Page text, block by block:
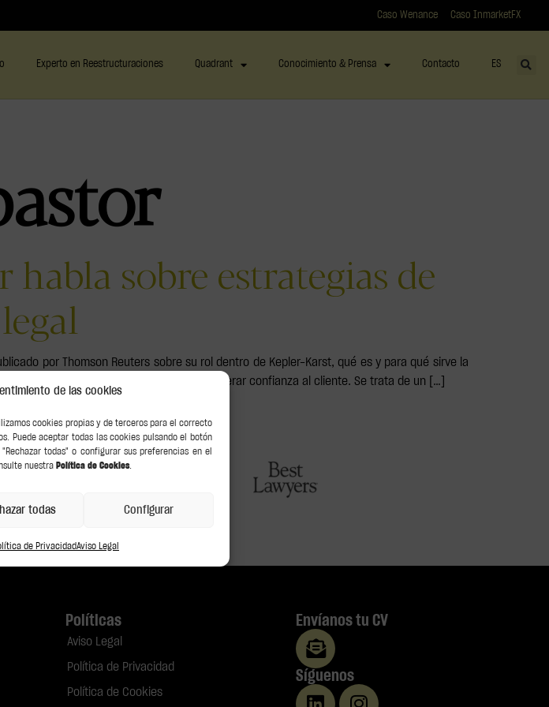
de las cookies
cookies propias y de terceros para el correcto
Puede aceptar todas las cookies pulsando el botón
todas" o configurar sus preferencias en el
nuestra Política de Cookies.
todas Configurar
de PrivacidadAviso Legal
Caso Wenance Caso InmarketFX
Experto en Reestructuraciones Quadrant Conocimiento & Prensa Contacto ES
sobre estrategias de
por Thomson Reuters sobre su rol dentro de Kepler-Karst, qué es y para qué sirve la
un despacho es esencial para poder generar confianza al cliente. Se trata de un […]
Políticas
Aviso Legal
Política de Privacidad
Política de Cookies
Envíanos tu CV
Síguenos